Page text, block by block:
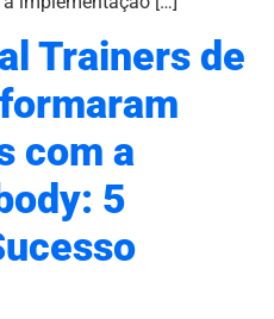
Trainers de
com a
5